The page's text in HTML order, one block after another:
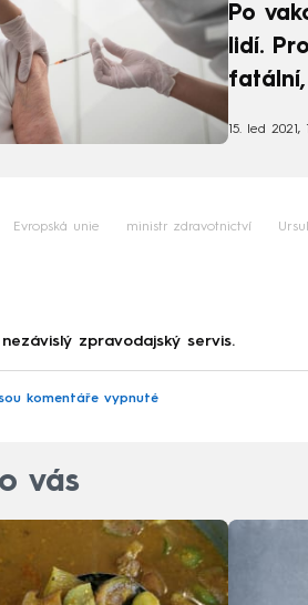
Po
lidí.
15. led 2021,
Evropská unie ministr zdravotnictví
zpravodajský servis.
komentáře vypnuté
vás